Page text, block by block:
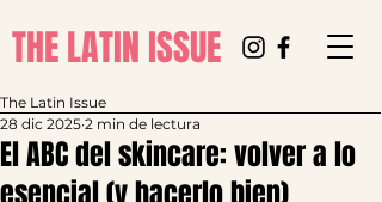
THE LATIN ISSUE
El ABC del skincare: volver a lo
The Latin Issue
28 dic 2025 2 min de lectura